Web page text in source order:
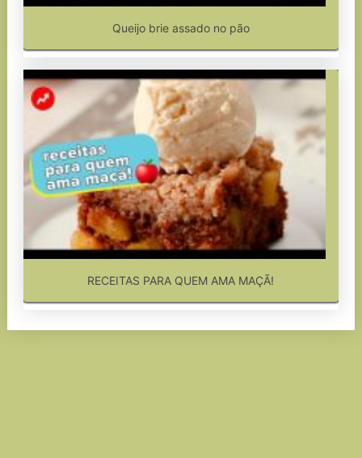
Queijo brie assado no pão
RECEITAS PARA QUEM AMA MAÇÃ!